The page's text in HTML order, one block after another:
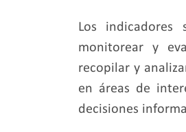
Los indicadores
monitorear y
recopilar y
en áreas de
decisiones